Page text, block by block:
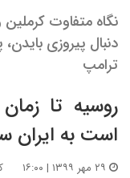
نگاه متفاوت کرملین
دنبال پیروزی
ترامپ
روسیه تا
است به ایران